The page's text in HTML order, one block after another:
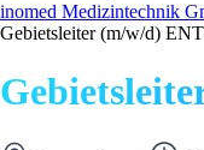
inomed Medizintechnik
Gebietsleiter (m/w/d)